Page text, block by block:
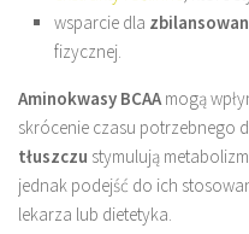
wsparcie dla
fizycznej.
Aminokwasy BCAAmogą
skrócenie czasu potrzebnego
tłuszczu stymulują
jednak podejść do ich
lekarza lub dietetyka.